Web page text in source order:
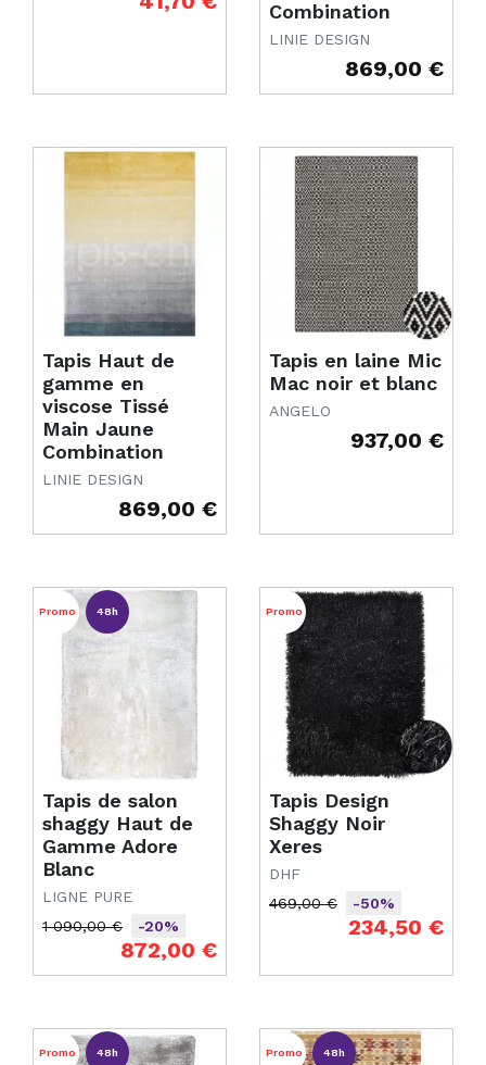
Combination
LINIE DESIGN
869,00 €
Tapis Haut de
gamme en
viscose Tissé
Main Jaune
Combination
LINIE DESIGN
869,00 €
Tapis en laine Mic
Mac noir et blanc
ANGELO
937,00 €
Tapis de salon
shaggy Haut de
Gamme Adore
Blanc
LIGNE PURE
Prix de base
1 090,00 €
-20%
872,00 €
Promo 48h
Tapis Design
Shaggy Noir
Xeres
DHF
Prix de base
469,00 €
-50%
234,50 €
Promo
Promo 48h Promo 48h